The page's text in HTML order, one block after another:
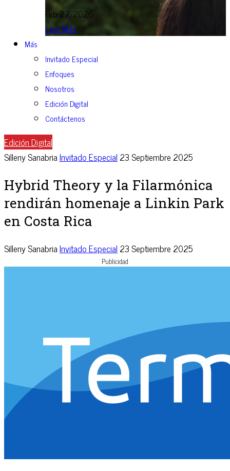
Feb 27, 2026
Leer Más
Más
Invitado Especial
Enfoques
Nosotros
Edición Digital
Contáctenos
Edición Digital
Silleny SanabriaInvitado Especial 23 Septiembre 2025
Hybrid Theory y la Filarmónica
rendirán homenaje a Linkin Park
en Costa Rica
Silleny SanabriaInvitado Especial 23 Septiembre 2025
Publicidad